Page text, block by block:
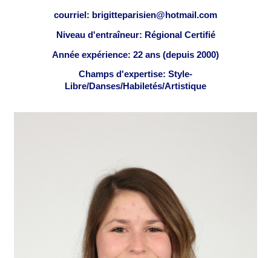
courriel: brigitteparisien@hotmail.com
Niveau d'entraîneur: Régional Certifié
Année expérience: 22 ans (depuis 2000)
Champs d'expertise: Style-
Libre/Danses/Habiletés/Artistique